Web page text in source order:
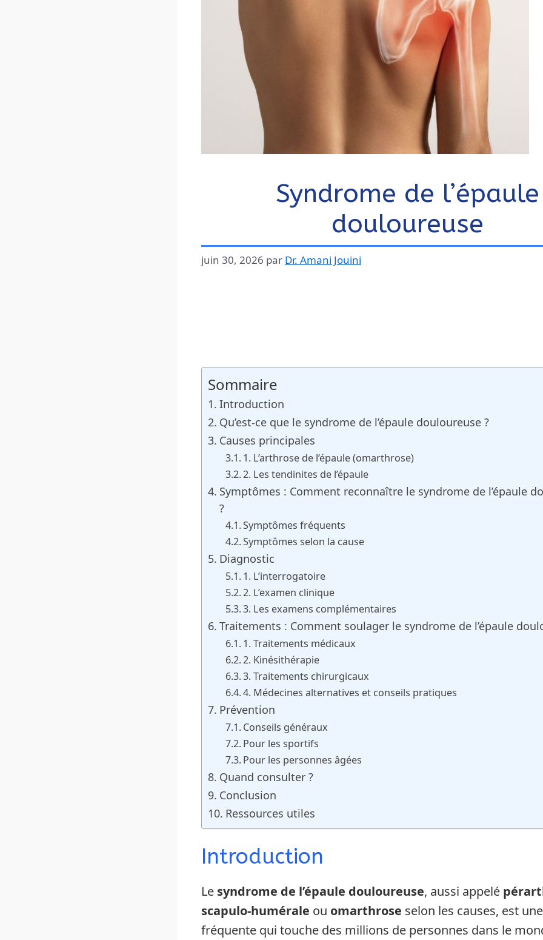
Syndrome de l’épaule
douloureuse
juin 30, 2026 par Dr. Amani Jouini
Sommaire
Introduction
Qu’est-ce que le syndrome de l’épaule douloureuse ?
Causes principales
1. L’arthrose de l’épaule (omarthrose)
2. Les tendinites de l’épaule
Symptômes : Comment reconnaître le syndrome de l’épaule
?
Symptômes fréquents
Symptômes selon la cause
Diagnostic
1. L’interrogatoire
2. L’examen clinique
3. Les examens complémentaires
Traitements : Comment soulager le syndrome de l’épaule
1. Traitements médicaux
2. Kinésithérapie
3. Traitements chirurgicaux
4. Médecines alternatives et conseils pratiques
Prévention
Conseils généraux
Pour les sportifs
Pour les personnes âgées
Quand consulter ?
Conclusion
Ressources utiles
Introduction
Le syndrome de l’épaule douloureuse, aussi appelé
scapulo-humérale ou omarthrose selon les causes, est
fréquente qui touche des millions de personnes dans le